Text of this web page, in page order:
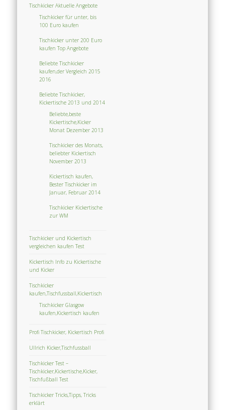
Tischkicker Aktuelle Angebote
Tischkicker für unter, bis
100 Euro kaufen
Tischkicker unter 200 Euro
kaufen Top Angebote
Beliebte Tischkicker
kaufen,der Vergleich 2015
2016
Beliebte Tischkicker,
Kickertische 2013 und 2014
Beliebte,beste
Kickertische,Kicker
Monat Dezember 2013
Tischkicker des Monats,
beliebter Kickertisch
November 2013
Kickertisch kaufen,
Bester Tischkicker im
Januar, Februar 2014
Tischkicker Kickertische
zur WM
Tischkicker und Kickertisch
vergleichen kaufen Test
Kickertisch Info zu Kickertische
und Kicker
Tischkicker
kaufen,Tischfussball,Kickertisch
Tischkicker Glasgow
kaufen,Kickertisch kaufen
Profi Tischkicker, Kickertisch Profi
Ullrich Kicker,Tischfussball
Tischkicker Test –
Tischkicker,Kickertische,Kicker,
Tischfußball Test
Tischkicker Tricks,Tipps, Tricks
erklärt